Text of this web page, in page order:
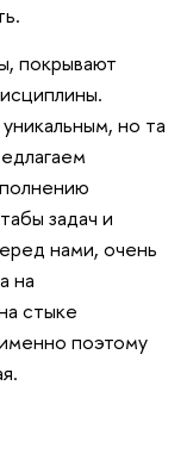
покрывают
но та
задач и
нами, очень
на
стыке
поэтому